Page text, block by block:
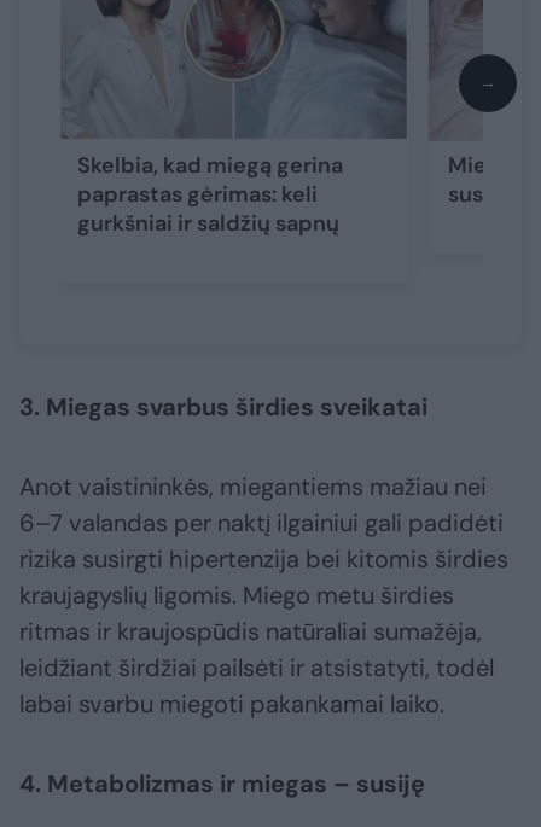
Skelbia, kad miegą gerina
paprastas gėrimas: keli
gurkšniai ir saldžių sapnų
Miegate
susirgti
→
3. Miegas svarbus širdies sveikatai
Anot vaistininkės, miegantiems mažiau nei
6–7 valandas per naktį ilgainiui gali padidėti
rizika susirgti hipertenzija bei kitomis širdies
kraujagyslių ligomis. Miego metu širdies
ritmas ir kraujospūdis natūraliai sumažėja,
leidžiant širdžiai pailsėti ir atsistatyti, todėl
labai svarbu miegoti pakankamai laiko.
4. Metabolizmas ir miegas – susiję